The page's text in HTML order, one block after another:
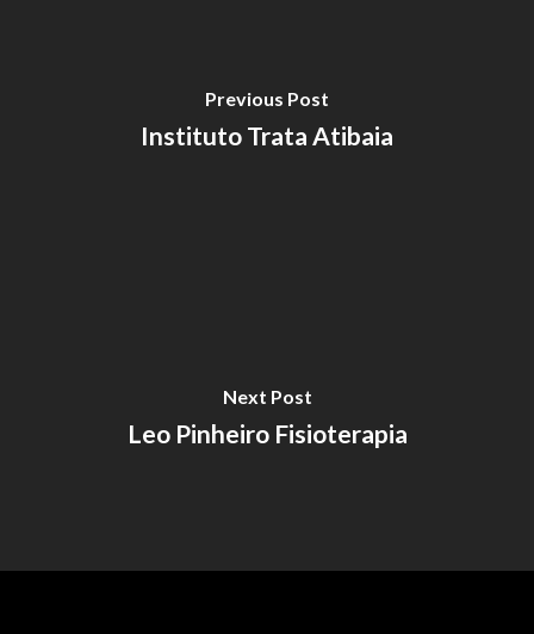
Previous Post
Instituto Trata Atibaia
Next Post
Leo Pinheiro Fisioterapia